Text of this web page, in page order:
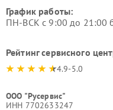
График работы:
ПН-ВСК с 9:00 до 21:00
Рейтинг сервисного
4.9-5.0
ООО "Русервис"
ИНН 7702633247